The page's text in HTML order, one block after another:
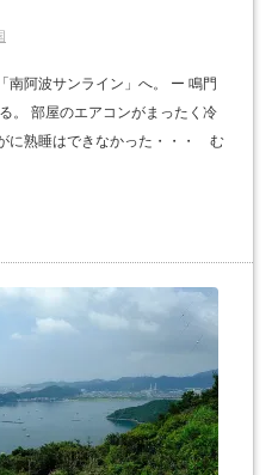
南阿波サンライン」へ。 ー 鳴門
。 部屋のエアコンがまったく冷
に熟睡はできなかった・・・ む